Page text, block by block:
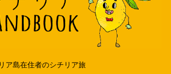
ア島在住者のシチリア旅